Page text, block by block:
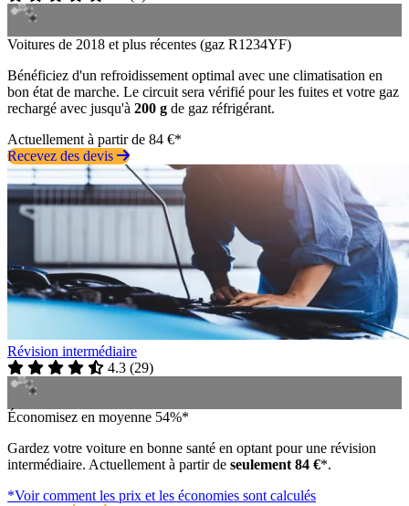
Voitures de 2018 et plus récentes (gaz R1234YF)
Bénéficiez d'un refroidissement optimal avec une climatisation en
bon état de marche. Le circuit sera vérifié pour les fuites et votre gaz
rechargé avec jusqu'à 200 g de gaz réfrigérant.
Actuellement à partir de 84 €*
Recevez des devis
Révision intermédiaire
4.3 (29)
Économisez en moyenne 54%*
Gardez votre voiture en bonne santé en optant pour une révision
intermédiaire. Actuellement à partir de seulement 84 €*.
*Voir comment les prix et les économies sont calculés